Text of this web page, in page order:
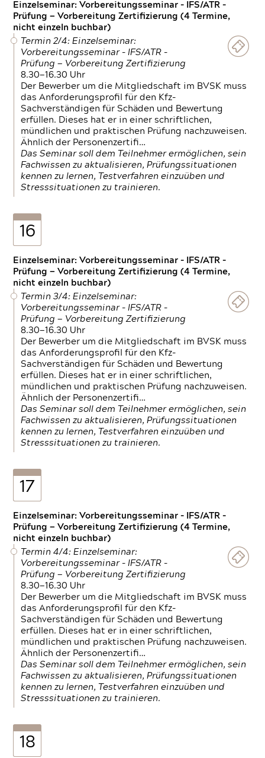
Einzelseminar: Vorbereitungsseminar - IFS/ATR -
Prüfung — Vorbereitung Zertifizierung (4 Termine,
nicht einzeln buchbar)
Termin 2/4: Einzelseminar:
Vorbereitungsseminar - IFS/ATR -
Prüfung — Vorbereitung Zertifizierung
8.30—16.30 Uhr
Der Bewerber um die Mitgliedschaft im BVSK muss
das Anforderungsprofil für den Kfz-
Sachverständigen für Schäden und Bewertung
erfüllen. Dieses hat er in einer schriftlichen,
mündlichen und praktischen Prüfung nachzuweisen.
Ähnlich der Personenzertifi…
Das Seminar soll dem Teilnehmer ermöglichen, sein
Fachwissen zu aktualisieren, Prüfungssituationen
kennen zu lernen, Testverfahren einzuüben und
Stresssituationen zu trainieren.
16
Einzelseminar: Vorbereitungsseminar - IFS/ATR -
Prüfung — Vorbereitung Zertifizierung (4 Termine,
nicht einzeln buchbar)
Termin 3/4: Einzelseminar:
Vorbereitungsseminar - IFS/ATR -
Prüfung — Vorbereitung Zertifizierung
8.30—16.30 Uhr
Der Bewerber um die Mitgliedschaft im BVSK muss
das Anforderungsprofil für den Kfz-
Sachverständigen für Schäden und Bewertung
erfüllen. Dieses hat er in einer schriftlichen,
mündlichen und praktischen Prüfung nachzuweisen.
Ähnlich der Personenzertifi…
Das Seminar soll dem Teilnehmer ermöglichen, sein
Fachwissen zu aktualisieren, Prüfungssituationen
kennen zu lernen, Testverfahren einzuüben und
Stresssituationen zu trainieren.
17
Einzelseminar: Vorbereitungsseminar - IFS/ATR -
Prüfung — Vorbereitung Zertifizierung (4 Termine,
nicht einzeln buchbar)
Termin 4/4: Einzelseminar:
Vorbereitungsseminar - IFS/ATR -
Prüfung — Vorbereitung Zertifizierung
8.30—16.30 Uhr
Der Bewerber um die Mitgliedschaft im BVSK muss
das Anforderungsprofil für den Kfz-
Sachverständigen für Schäden und Bewertung
erfüllen. Dieses hat er in einer schriftlichen,
mündlichen und praktischen Prüfung nachzuweisen.
Ähnlich der Personenzertifi…
Das Seminar soll dem Teilnehmer ermöglichen, sein
Fachwissen zu aktualisieren, Prüfungssituationen
kennen zu lernen, Testverfahren einzuüben und
Stresssituationen zu trainieren.
18